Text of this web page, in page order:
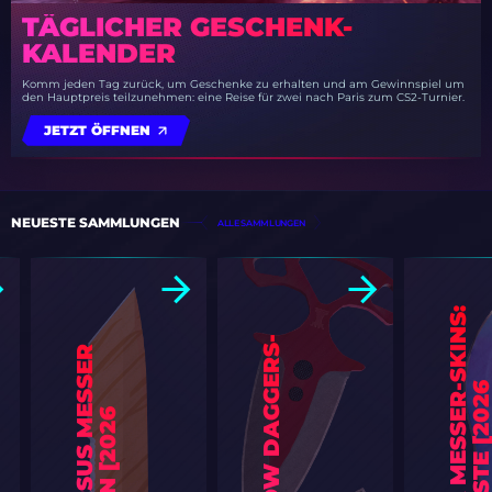
TÄGLICHER GESCHENK-
KALENDER
Komm jeden Tag zurück, um Geschenke zu erhalten und am Gewinnspiel um
den Hauptpreis teilzunehmen: eine Reise für zwei nach Paris zum CS2-Turnier.
JETZT ÖFFNEN
NEUESTE SAMMLUNGEN ALLE SAMMLUNGEN